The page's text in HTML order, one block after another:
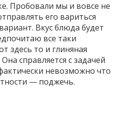
Пробовали мы и вовсе не
его вариться
Вкус блюда будет
все таки
здесь то и глиняная
справляется с задачей
невозможно что
— поджечь.